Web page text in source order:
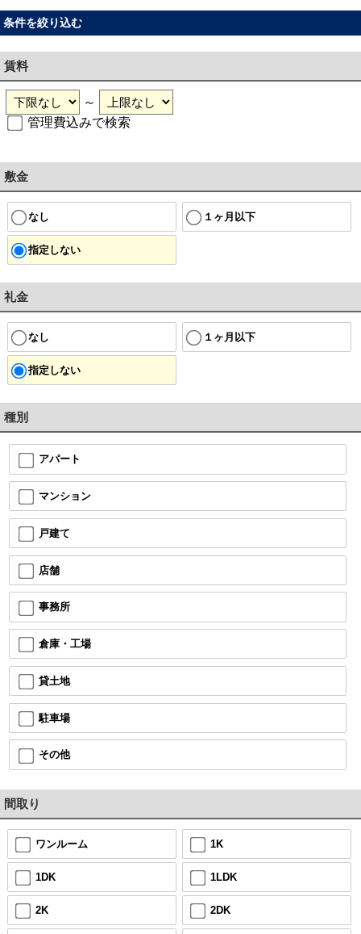
条件を絞り込む
賃料
～
管理費込みで検索
敷金
なし １ヶ月以下
指定しない
礼金
なし １ヶ月以下
指定しない
種別
アパート
マンション
戸建て
店舗
事務所
倉庫・工場
貸土地
駐車場
その他
間取り
ワンルーム 1K
1DK 1LDK
2K 2DK